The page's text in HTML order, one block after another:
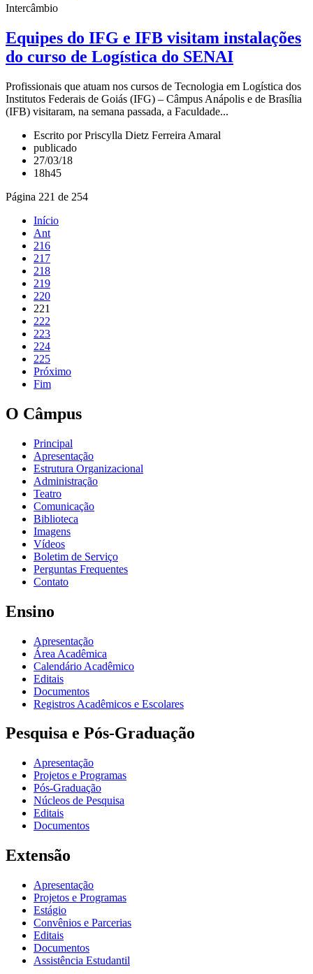
Intercâmbio
Equipes do IFG e IFB visitam instalações
do curso de Logística do SENAI
Profissionais que atuam nos cursos de Tecnologia em Logística dos
Institutos Federais de Goiás (IFG) – Câmpus Anápolis e de Brasília
(IFB) visitaram, na semana passada, a Faculdade...
Escrito por Priscylla Dietz Ferreira Amaral
publicado
27/03/18
18h45
Página 221 de 254
Início
Ant
216
217
218
219
220
221
222
223
224
225
Próximo
Fim
O Câmpus
Principal
Apresentação
Estrutura Organizacional
Administração
Teatro
Comunicação
Biblioteca
Imagens
Vídeos
Boletim de Serviço
Perguntas Frequentes
Contato
Ensino
Apresentação
Área Acadêmica
Calendário Acadêmico
Editais
Documentos
Registros Acadêmicos e Escolares
Pesquisa e Pós-Graduação
Apresentação
Projetos e Programas
Pós-Graduação
Núcleos de Pesquisa
Editais
Documentos
Extensão
Apresentação
Projetos e Programas
Estágio
Convênios e Parcerias
Editais
Documentos
Assistência Estudantil